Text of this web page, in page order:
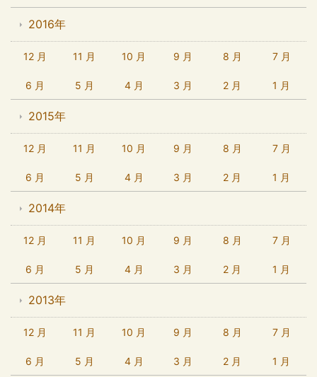
2016年
12 月 11 月 10 月 9 月 8 月 7 月
6 月 5 月 4 月 3 月 2 月 1 月
2015年
12 月 11 月 10 月 9 月 8 月 7 月
6 月 5 月 4 月 3 月 2 月 1 月
2014年
12 月 11 月 10 月 9 月 8 月 7 月
6 月 5 月 4 月 3 月 2 月 1 月
2013年
12 月 11 月 10 月 9 月 8 月 7 月
6 月 5 月 4 月 3 月 2 月 1 月